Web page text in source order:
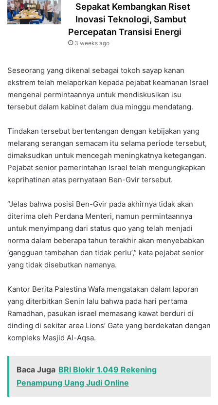
Sepakat Kembangkan Riset
Inovasi Teknologi, Sambut
Percepatan Transisi Energi
3 weeks ago
Seseorang yang dikenal sebagai tokoh sayap kanan
ekstrem telah melaporkan kepada pejabat keamanan Israel
mengenai permintaannya untuk mendiskusikan isu
tersebut dalam kabinet dalam dua minggu mendatang.
Tindakan tersebut bertentangan dengan kebijakan yang
melarang serangan semacam itu selama periode tersebut,
dimaksudkan untuk mencegah meningkatnya ketegangan.
Pejabat senior pemerintahan Israel telah mengungkapkan
keprihatinan atas pernyataan Ben-Gvir tersebut.
“Jelas bahwa posisi Ben-Gvir pada akhirnya tidak akan
diterima oleh Perdana Menteri, namun permintaannya
untuk menyimpang dari status quo yang telah menjadi
norma dalam beberapa tahun terakhir akan menyebabkan
‘gangguan tambahan dan tidak perlu’,” kata pejabat senior
yang tidak disebutkan namanya.
Kantor Berita Palestina Wafa mengatakan dalam laporan
yang diterbitkan Senin lalu bahwa pada hari pertama
Ramadhan, pasukan israel memasang kawat berduri di
dinding di sekitar area Lions’ Gate yang berdekatan dengan
kompleks Masjid Al-Aqsa.
Baca Juga BRI Blokir 1.049 Rekening
Penampung Uang Judi Online